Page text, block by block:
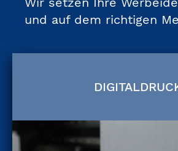
und auf dem richtigen